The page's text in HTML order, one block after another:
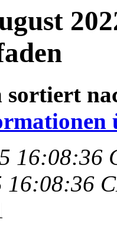
sortiert
16:08:36
16:08:36